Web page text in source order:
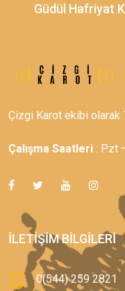
Güdül Hafriyat
Çizgi Karot ekibi
Çalışma Saatleri : Pzt
İLETIŞIM BILGILERI
0(544) 259 2821